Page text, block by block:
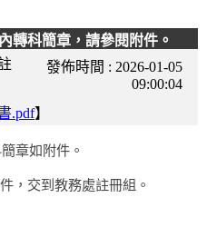
轉科簡章，請參閱附件。
發佈時間 : 2026-01-05
09:00:04
.pdf】
章如附件。
，交到教務處註冊組。